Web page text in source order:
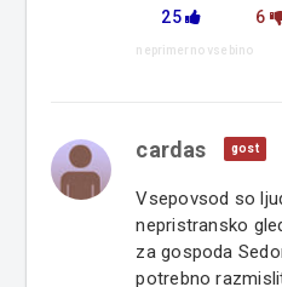
25 6
neprimerno vsebino
cardas gost
Vsepovsod so
nepristransko
za gospoda
potrebno